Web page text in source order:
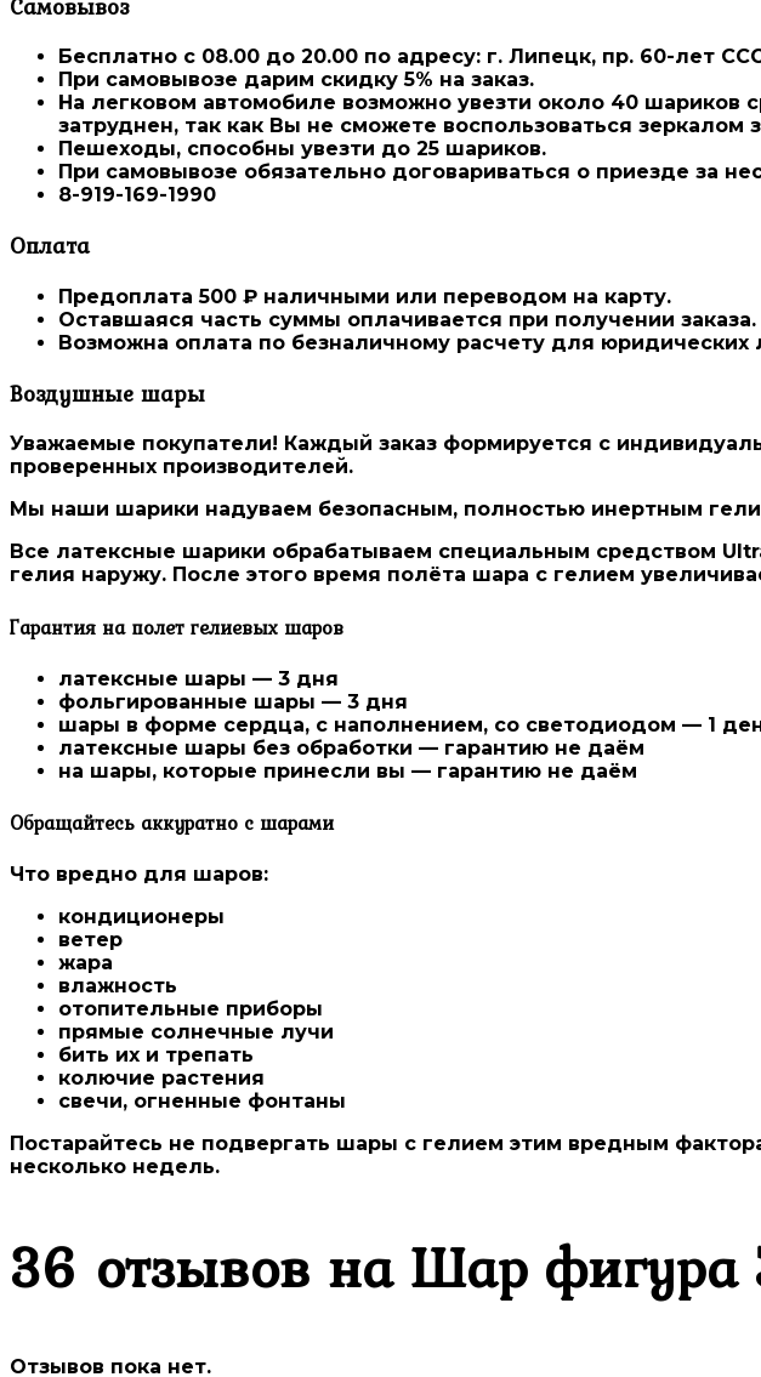
Бесплатно с 08.00 до 20.00 по адресу: г. Липецк, пр. 60-лет
При самовывозе дарим скидку 5% на заказ.
На легковом автомобиле возможно увезти около 40 шариков
затруднен, так как Вы не сможете воспользоваться зеркалом
Пешеходы, способны увезти до 25 шариков.
При самовывозе обязательно договариваться о приезде за
8-919-169-1990
Оплата
Предоплата 500 ₽ наличными или переводом на карту.
Оставшаяся часть суммы оплачивается при получении заказа.
Возможна оплата по безналичному расчету для юридических
Воздушные шары
Уважаемые покупатели! Каждый заказ формируется с
проверенных производителей.
Мы наши шарики надуваем безопасным, полностью инертным
Все латексные шарики обрабатываем специальным средством
гелия наружу. После этого время полёта шара с гелием
Гарантия на полет гелиевых шаров
латексные шары — 3 дня
фольгированные шары — 3 дня
шары в форме сердца, с наполнением, со светодиодом — 1
латексные шары без обработки — гарантию не даём
на шары, которые принесли вы — гарантию не даём
Обращайтесь аккуратно с шарами
Что вредно для шаров:
кондиционеры
ветер
жара
влажность
отопительные приборы
прямые солнечные лучи
бить их и трепать
колючие растения
свечи, огненные фонтаны
Постарайтесь не подвергать шары с гелием этим вредным
несколько недель.
36 отзывов наШар фигура
Отзывов пока нет.